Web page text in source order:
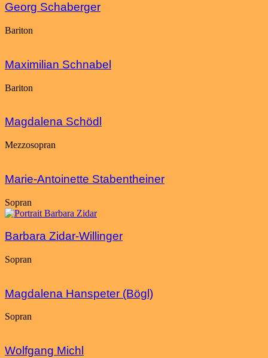
Georg Schaberger
Bariton
Maximilian Schnabel
Bariton
Magdalena Schödl
Mezzosopran
Marie-Antoinette Stabentheiner
Sopran
Barbara Zidar-Willinger
Sopran
Magdalena Hanspeter (Bögl)
Sopran
Wolfgang Michl